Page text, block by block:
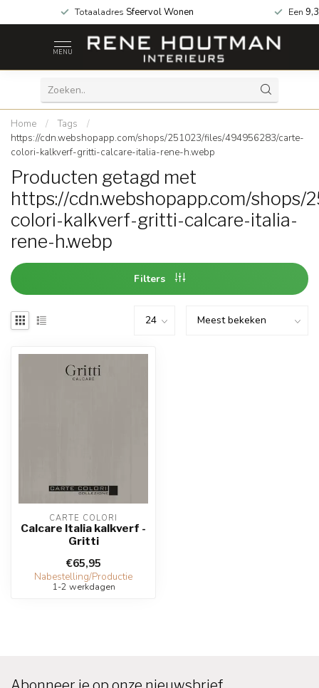
Totaaladres Sfeervol Wonen Een
MENU
Home / Tags
/
https://cdn.webshopapp.com/shops/251023/files/494956283/carte-
colori-kalkverf-gritti-calcare-italia-rene-h.webp
Producten getagd met
https://cdn.webshopapp.com/
colori-kalkverf-gritti-calcare-italia-
rene-h.webp
Filters
CARTE COLORI
Calcare Italia kalkverf -
Gritti
€65,95
Nabestelling/Productie
1-2 werkdagen